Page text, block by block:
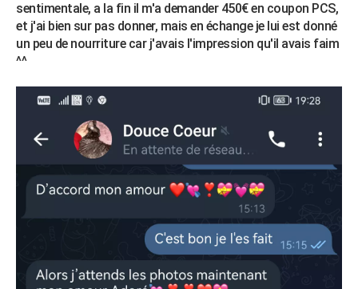
sentimentale, a la fin il m'a demander 450€ en coupon PCS,
et j'ai bien sur pas donner, mais en échange je lui est donné
un peu de nourriture car j'avais l'impression qu'il avais faim
^^